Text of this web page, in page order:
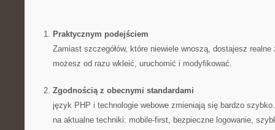
Praktycznym podejściem
Zamiast szczegółów, które niewiele wnoszą, dostajesz
możesz od razu wkleić, uruchomić i modyfikować.
Zgodnością z obecnymi standardami
język PHP i technologie webowe zmieniają się bardzo
na aktualne techniki: mobile-first, bezpieczne logowanie,